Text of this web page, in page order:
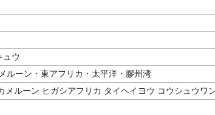
ュウ
ルーン・東アフリカ・太平洋・膠州湾
メルーン ヒガシアフリカ タイヘイヨウ コウシュウワ